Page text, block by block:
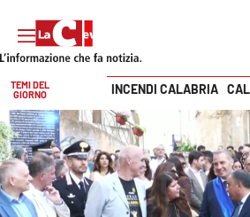
SEZIONI
Cronaca
Vai
TEMI DEL
GIORNO
INCENDI CALABRIA